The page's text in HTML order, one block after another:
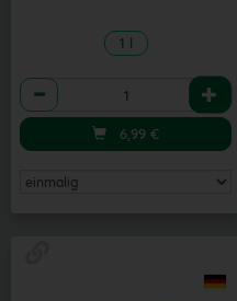
1 l
Anzahl
6,99 €